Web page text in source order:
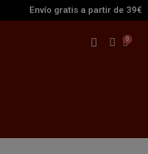
Envío gratis a partir de 39€